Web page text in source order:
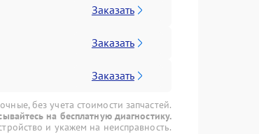
Заказать
Заказать
Заказать
без учета стоимости запчастей.
на бесплатную диагностику.
и укажем на неисправность.